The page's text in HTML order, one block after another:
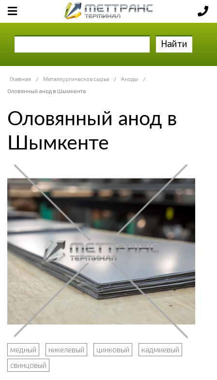
Найти
Главная / Металлургическое сырье / Аноды
/
Оловянный анод в Шымкенте
Оловянный анод в
Шымкенте
медный никелевый цинковый
кадмиевый
свинцовый